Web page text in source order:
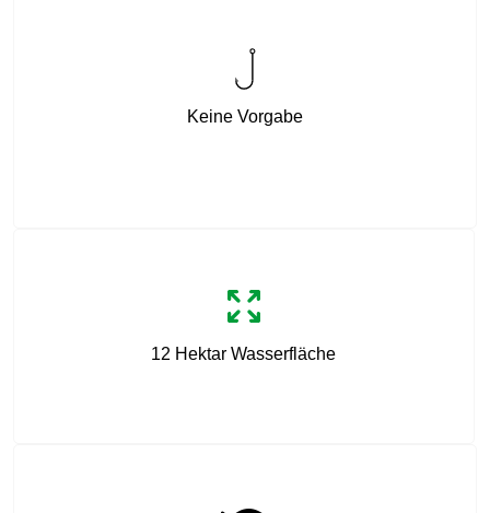
Keine Vorgabe
12 Hektar Wasserfläche